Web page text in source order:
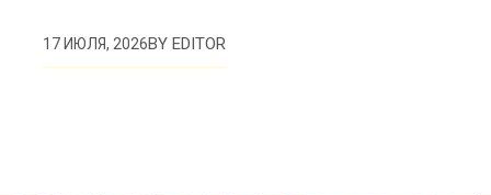
17 ИЮЛЯ, 2026BYEDITOR